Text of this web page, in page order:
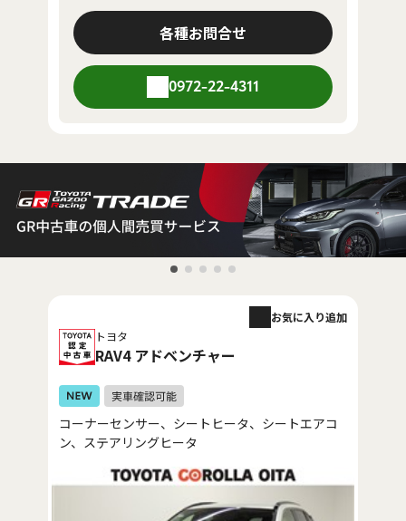
各種お問合せ
0972-22-4311
トヨタ
RAV4 アドベンチャー
お気に入り追加
コーナーセンサー、シートヒータ、シートエアコ
ン、ステアリングヒータ